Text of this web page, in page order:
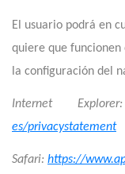
El usuario podrá en
quiere que
la configuración del
Internet
es/privacystatement
Safari: https://